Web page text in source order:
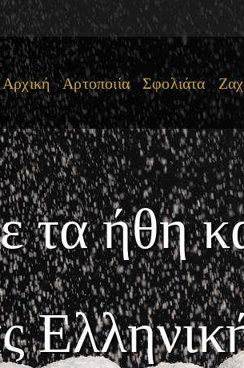
Αρχική Αρτοποιία Σφολιάτα
εταήθηκ
ςΕλληνικ